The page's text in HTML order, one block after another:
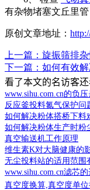
有杂物堵塞文丘里
原创文章地址：
上一篇：旋振筛排
下一篇：如何有效
看了本文的名访客
www.sihu.com.cn的负
反应釜投料氮气保护问
如何解决粉体搭桥下料
如何解决粉体生产时粉
真空输送机工作原理
维生素K对大脑健康的
无尘投料站的适用范围
www.sihu.com.cn滤芯
真空度换算,真空度单